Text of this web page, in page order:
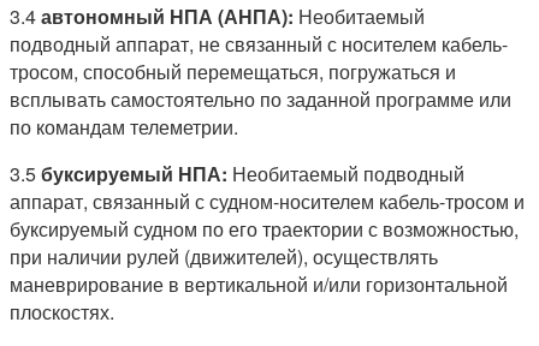
3.4автономный НПА (АНПА): Необитаемый
подводный аппарат, не связанный с носителем кабель-
тросом, способный перемещаться, погружаться и
всплывать самостоятельно по заданной программе или
по командам телеметрии.
3.5буксируемый НПА: Необитаемый подводный
аппарат, связанный с судном-носителем кабель-тросом и
буксируемый судном по его траектории с возможностью,
при наличии рулей (движителей), осуществлять
маневрирование в вертикальной и/или горизонтальной
плоскостях.